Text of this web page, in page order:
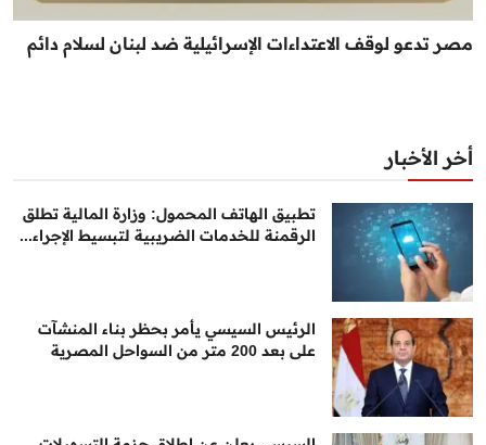
مصر تدعو لوقف الاعتداءات الإسرائيلية ضد لبنان لسلام دائم
أخر الأخبار
تطبيق الهاتف المحمول: وزارة المالية تطلق
الرقمنة للخدمات الضريبية لتبسيط الإجراء...
الرئيس السيسي يأمر بحظر بناء المنشآت
على بعد 200 متر من السواحل المصرية